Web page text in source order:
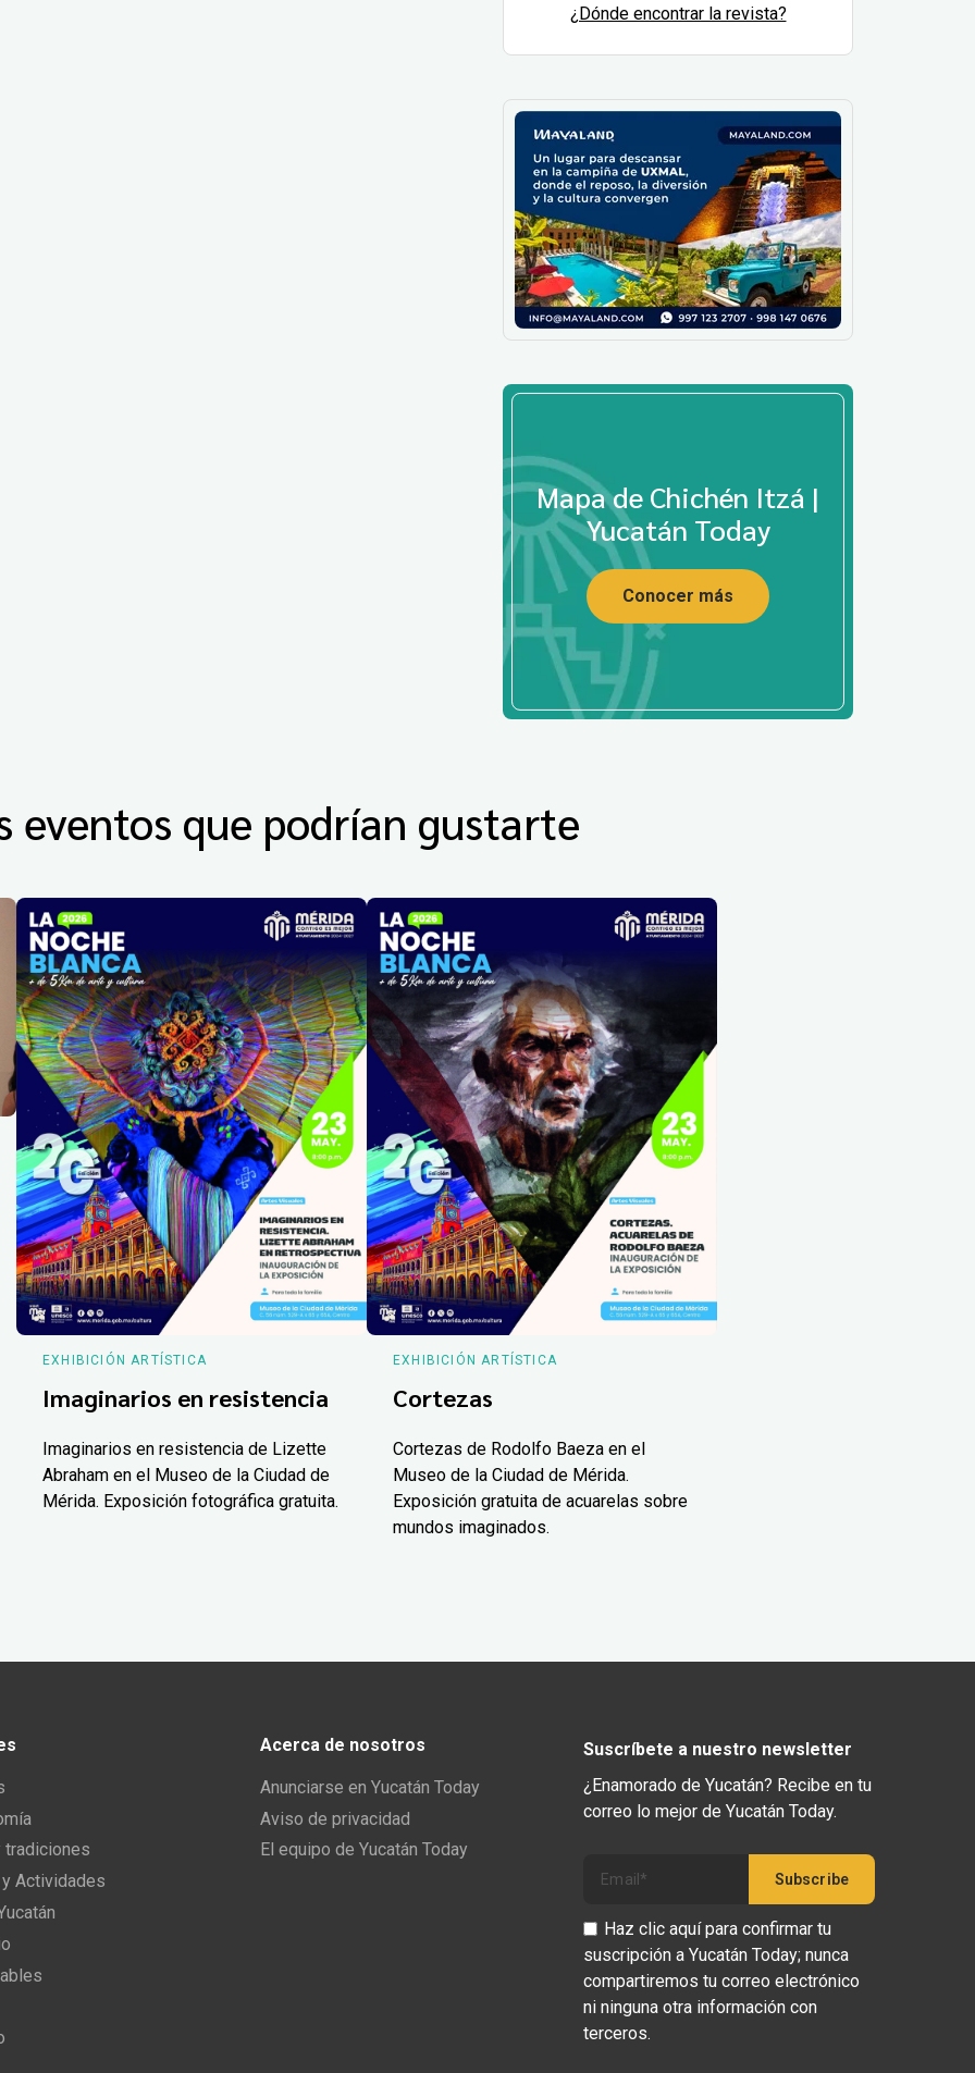
¿Dónde encontrar la revista?
Mapa de Chichén Itzá |
Yucatán Today
Conocer más
eventos que podrían gustarte
EXHIBICIÓN ARTÍSTICA
Imaginarios en resistencia
Imaginarios en resistencia de Lizette
Abraham en el Museo de la Ciudad de
Mérida. Exposición fotográfica gratuita.
EXHIBICIÓN ARTÍSTICA
Cortezas
Cortezas de Rodolfo Baeza en el
Museo de la Ciudad de Mérida.
Exposición gratuita de acuarelas sobre
mundos imaginados.
tradiciones
Actividades
Acerca de nosotros
Anunciarse en Yucatán Today
Aviso de privacidad
El equipo de Yucatán Today
Suscríbete a nuestro newsletter
¿Enamorado de Yucatán? Recibe en tu
correo lo mejor de Yucatán Today.
Haz clic aquí para confirmar tu
suscripción a Yucatán Today; nunca
compartiremos tu correo electrónico
ni ninguna otra información con
terceros.